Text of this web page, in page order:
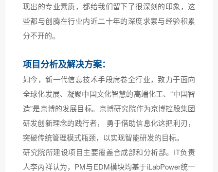
现出的专业素质，都给我们留下了很深刻的印象，这
些都与创腾在行业内近二十年的深度求索与经验积累
分不开的。
项目分析及解决方案：
如今，新一代信息技术手段席卷全行业，致力于面向
全球化发展、凝聚中国文化智慧的高端化工、“中国智
造”是京博的发展目标。京博研究院作为京博控股集团
研发创新理念的践行者， 勇于借助信息化这把利刃，
突破传统管理模式瓶颈，以实现智能研发的目标。
研究院所建设项目主要覆盖合成部和分析部。IT负责
人李丙祥认为，PM与EDM模块均基于iLabPower统一